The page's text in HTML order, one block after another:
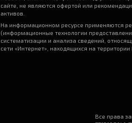
сайте, не являются офертой или
активов.
На информационном ресурсе применяются
(информационные технологии
систематизации и анализа сведений,
сети «Интернет», находящихся на
Все права